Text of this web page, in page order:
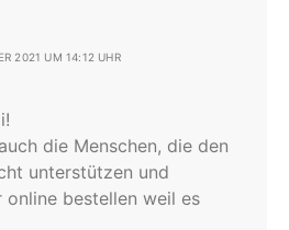
2021 UM 14:12 UHR
die Menschen, die den
unterstützen und
online bestellen weil es